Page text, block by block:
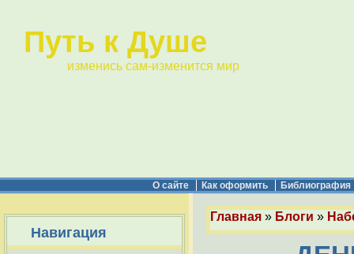
Путь к Душе
изменись сам-изменится мир
О сайте Как оформить Библиография
Навигация
Главная » Блоги »